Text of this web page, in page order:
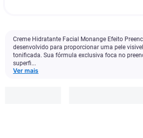
Creme Hidratante Facial Monange Efeito
desenvolvido para proporcionar uma pele
tonificada. Sua fórmula exclusiva foca no
superfi...
Ver mais